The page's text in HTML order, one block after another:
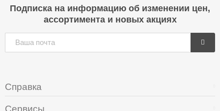
Подписка на информацию об изменении цен,
ассортимента и новых акциях
Справка
Сервисы